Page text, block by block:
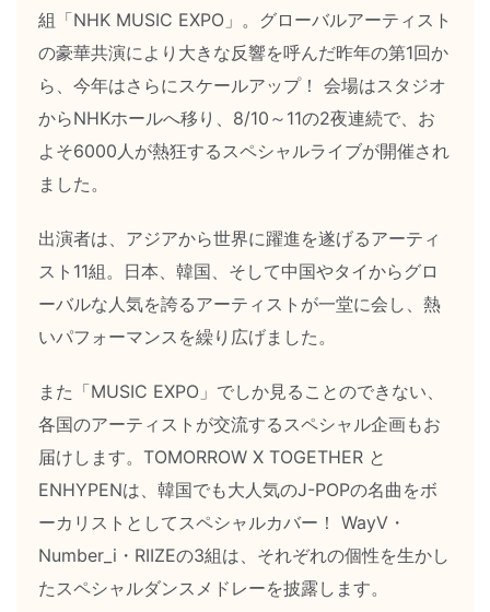
組「NHK MUSIC EXPO」。グローバルアーティスト
の豪華共演により大きな反響を呼んだ昨年の第1回か
ら、今年はさらにスケールアップ！ 会場はスタジオ
からNHKホールへ移り、8/10～11の2夜連続で、お
よそ6000人が熱狂するスペシャルライブが開催され
ました。
出演者は、アジアから世界に躍進を遂げるアーティ
スト11組。日本、韓国、そして中国やタイからグロ
ーバルな人気を誇るアーティストが一堂に会し、熱
いパフォーマンスを繰り広げました。
また「MUSIC EXPO」でしか見ることのできない、
各国のアーティストが交流するスペシャル企画もお
届けします。TOMORROW X TOGETHER と
ENHYPENは、韓国でも大人気のJ-POPの名曲をボ
ーカリストとしてスペシャルカバー！ WayV・
Number_i・RIIZEの3組は、それぞれの個性を生かし
たスペシャルダンスメドレーを披露します。